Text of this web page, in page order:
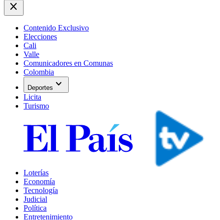
close
Contenido Exclusivo
Elecciones
Cali
Valle
Comunicadores en Comunas
Colombia
Deportes expand_more
Licita
Turismo
Loterías
Economía
Tecnología
Judicial
Política
Entretenimiento